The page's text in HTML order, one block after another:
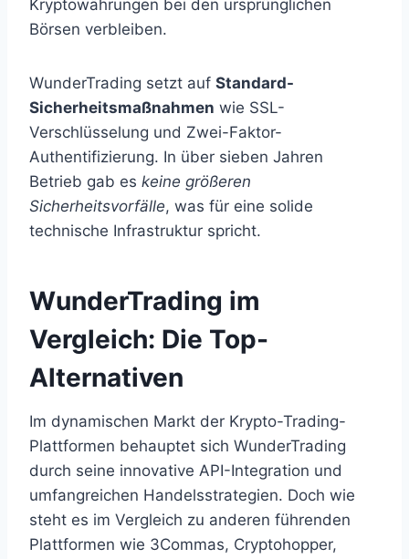
Kryptowährungen bei den ursprünglichen
Börsen verbleiben.
WunderTrading setzt auf Standard-
Sicherheitsmaßnahmen wie SSL-
Verschlüsselung und Zwei-Faktor-
Authentifizierung. In über sieben Jahren
Betrieb gab es keine größeren
Sicherheitsvorfälle, was für eine solide
technische Infrastruktur spricht.
WunderTrading im
Vergleich: Die Top-
Alternativen
Im dynamischen Markt der Krypto-Trading-
Plattformen behauptet sich WunderTrading
durch seine innovative API-Integration und
umfangreichen Handelsstrategien. Doch wie
steht es im Vergleich zu anderen führenden
Plattformen wie 3Commas, Cryptohopper,